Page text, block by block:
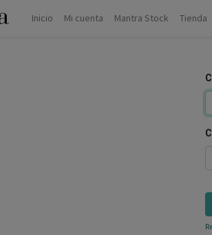
Inicio Mi cuenta Mantra Stock Tienda